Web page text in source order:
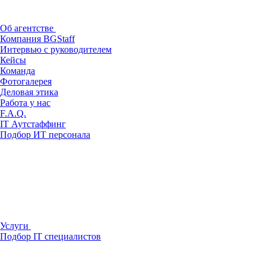
Об агентстве
Компания BGStaff
Интервью с руководителем
Кейсы
Команда
Фотогалерея
Деловая этика
Работа у нас
F.A.Q.
IT Аутстаффинг
Подбор ИТ персонала
Услуги
Подбор IT специалистов